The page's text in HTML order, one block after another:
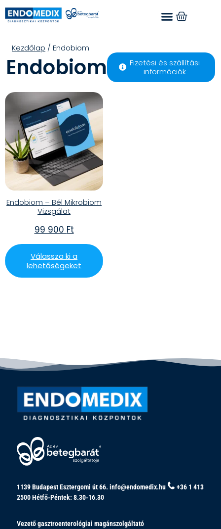
Kezdőlap / Endobiom
Endobiom
Fizetési és szállítási
információk
Endobiom – Bél Mikrobiom
Vizsgálat
99 900 Ft
Válassza ki a
lehetőségeket
1139 Budapest Esztergomi út 66. info@endomedix.hu
+36 1 413
2500Hétfő-Péntek: 8.30-16.30
Vezető gasztroenterológiai magánszolgáltató